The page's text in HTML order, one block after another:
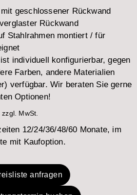
geschlossener Rückwand
Rückwand
Stahlrahmen montiert / für
individuell konfigurierbar, gegen
Farben, andere Materialien
verfügbar. Wir beraten Sie gerne
Optionen!
zzgl. MwSt.
12/24/36/48/60 Monate, im
mit Kaufoption.
anfragen